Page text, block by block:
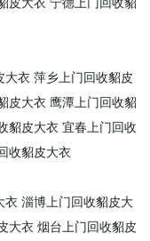
大衣 萍乡上门回收貂皮
皮大衣 鹰潭上门回收貂
貂皮大衣 宜春上门回收
收貂皮大衣
衣 淄博上门回收貂皮大
大衣 烟台上门回收貂皮